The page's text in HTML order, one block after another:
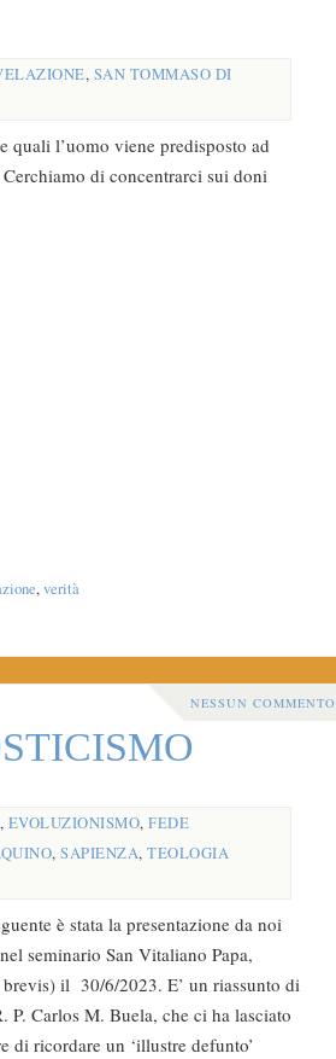
, SAN TOMMASO DI
quali l’uomo viene predisposto ad
di concentrarci sui doni
,verità
NESSUN COMMENTO
, EVOLUZIONISMO, FEDE
, SAPIENZA, TEOLOGIA
è stata la presentazione da noi
seminario San Vitaliano Papa,
il 30/6/2023. E’ un riassunto di
Carlos M. Buela, che ci ha lasciato
di ricordare un ‘illustre defunto’